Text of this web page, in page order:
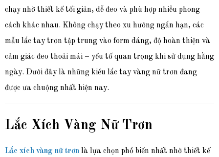
chạy nhờ thiết kế tối giản, dễ đeo và phù hợp nhiều phong
cách khác nhau. Không chạy theo xu hướng ngắn hạn, các
mẫu lắc tay trơn tập trung vào form dáng, độ hoàn thiện và
cảm giác đeo thoải mái – yếu tố quan trọng khi sử dụng hằng
ngày. Dưới đây là những kiểu lắc tay vàng nữ trơn đang
được ưa chuộng nhất hiện nay.
Lắc Xích Vàng Nữ Trơn
Lắc xích vàng nữ trơn là lựa chọn phổ biến nhất nhờ thiết kế